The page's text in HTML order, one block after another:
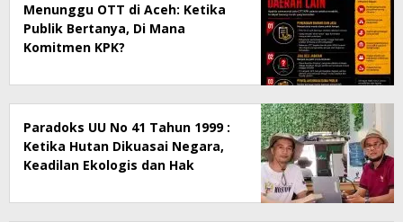
Menunggu OTT di Aceh: Ketika
Publik Bertanya, Di Mana
Komitmen KPK?
Paradoks UU No 41 Tahun 1999 :
Ketika Hutan Dikuasai Negara,
Keadilan Ekologis dan Hak